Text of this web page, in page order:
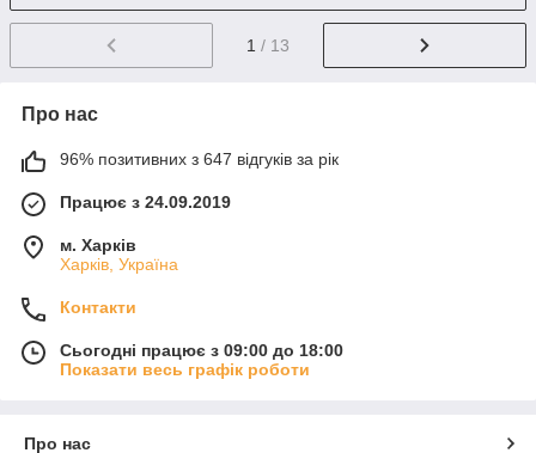
1 / 13
Про нас
96% позитивних з 647 відгуків за рік
Працює з 24.09.2019
м. Харків
Харків, Україна
Контакти
Сьогодні працює з 09:00 до 18:00
Показати весь графік роботи
Про нас